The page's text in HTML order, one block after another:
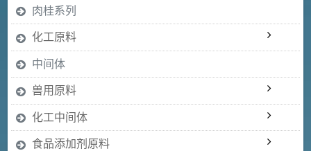
肉桂系列
化工原料
中间体
兽用原料
化工中间体
食品添加剂原料